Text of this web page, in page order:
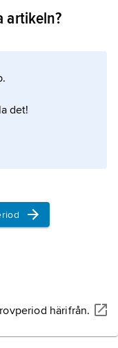
artikeln?
det!
härifrån.